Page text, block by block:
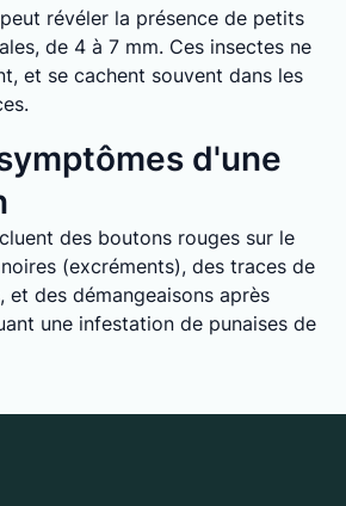
révéler la présence de petits
de 4 à 7 mm. Ces insectes ne
et se cachent souvent dans les
d'une
des boutons rouges sur le
(excréments), des traces de
et des démangeaisons après
une infestation de punaises de